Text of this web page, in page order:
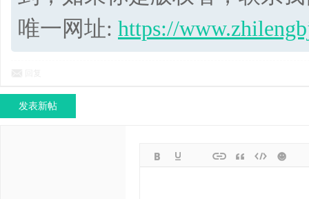
唯一网址: https://
发表新帖